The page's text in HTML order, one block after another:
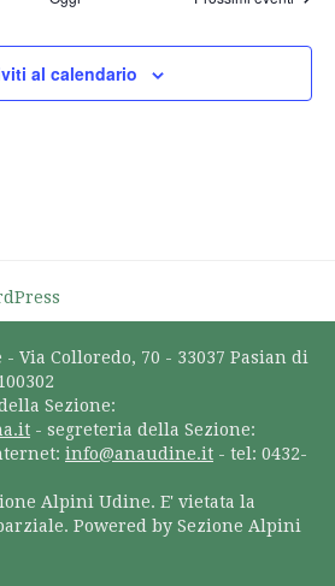
al calendario
Via Colloredo, 70 - 33037 Pasian di
Sezione:
- segreteria della Sezione:
info@anaudine.it - tel: 0432-
Alpini Udine. E' vietata la
Powered by Sezione Alpini